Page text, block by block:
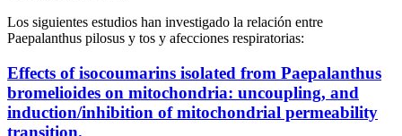
Los siguientes estudios han investigado la relación entre
Paepalanthus pilosus y tos y afecciones respiratorias:
Effects of isocoumarins isolated from Paepalanthus
bromelioides on mitochondria: uncoupling, and
induction/inhibition of mitochondrial permeability
transition.